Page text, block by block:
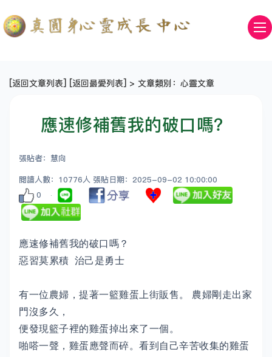
[返回文章列表] [返回最愛列表] > 文章類別：心靈文章
應速修補舊我的破口嗎？
張貼者：慧向
閱讀人數：10776人 張貼日期：2025-09-02 10:00:00
0
應速修補舊我的破口嗎？
惡習莫累積 治己是勇士
有一位農婦，提著一籃雞蛋上街販售。 農婦剛走出家
門沒多久，
便發現籃子裡的雞蛋掉出來了一個。
啪嗒一聲，雞蛋應聲而碎。看到自己辛苦收集的雞蛋